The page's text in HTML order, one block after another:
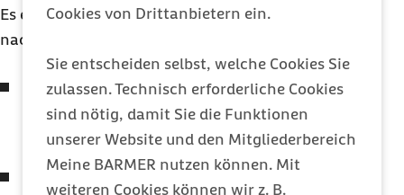
Cookies von Drittanbietern ein.
Sie entscheiden selbst, welche Cookies Sie
zulassen. Technisch erforderliche Cookies
sind nötig, damit Sie die Funktionen
unserer Website und den Mitgliederbereich
Meine BARMER nutzen können. Mit
weiteren Cookies können wir z. B.
Es empfiehlt sich, mehrere Listen zu schreiben, die
nach Dringlichkeit gestaffelt sind:
Die Jetzt-Liste:Dinge, die noch heute erledigt
werden müssen. Im Idealfall sollten hier nicht
mehr als dreiTo-Dosstehen.